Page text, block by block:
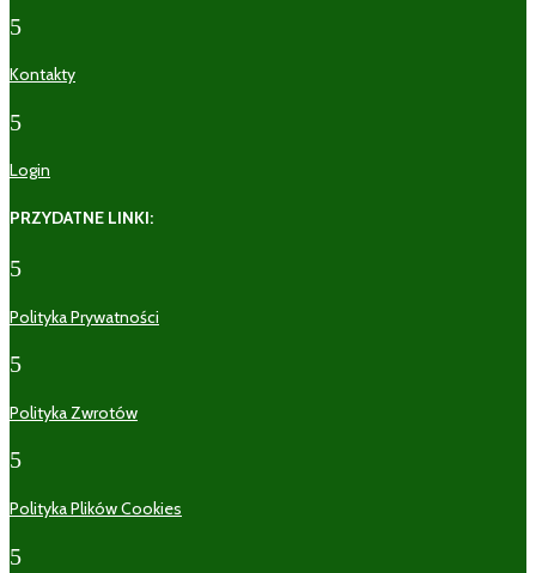
5
Kontakty
5
Login
PRZYDATNE LINKI:
5
Polityka Prywatności
5
Polityka Zwrotów
5
Polityka Plików Cookies
5